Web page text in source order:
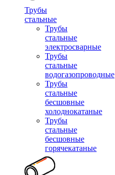
Трубы
стальные
Трубы
стальные
электросварные
Трубы
стальные
водогазопроводные
Трубы
стальные
бесшовные
холоднокатаные
Трубы
стальные
бесшовные
горячекатаные